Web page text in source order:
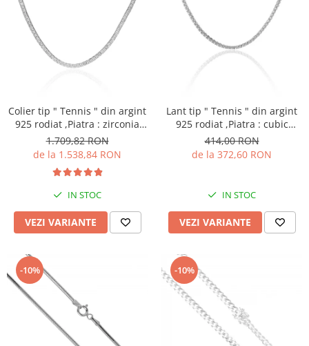
Colier tip " Tennis " din argint
925 rodiat ,Piatra : zirconia
fatetata ,Culoare :
transparenta ,
1.709,82 RON
de la 1.538,84 RON
IN STOC
VEZI VARIANTE
Lant tip " Tennis " din argint
925 rodiat ,Piatra : cubic
zirconia , Culoare :
transparenta , Sonis Silver
414,00 RON
de la 372,60 RON
IN STOC
VEZI VARIANTE
-10% -10%